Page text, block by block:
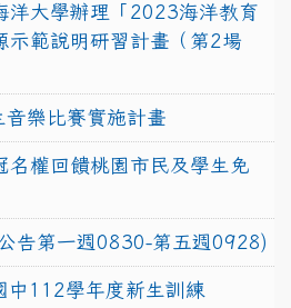
洋大學辦理「2023海洋教育
示範說明研習計畫（第2場
樂比賽實施計畫
名權回饋桃園市民及學生免
告第一週0830-第五週0928)
112學年度新生訓練